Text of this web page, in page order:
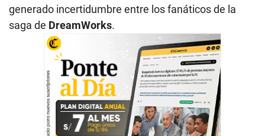
generado incertidumbre entre los fanáticos de la
saga de DreamWorks.